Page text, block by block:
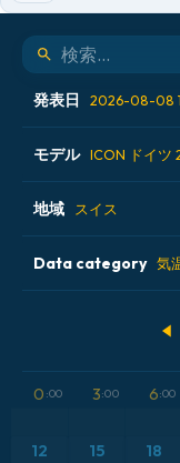
発表日 2026-08-08
2026-08-07 18 UTC
2026-08-08 00 UTC
2026-08-08 06
モデル ICON ドイツ
ALADIN CZ 2.3 km
ECMWF AIFS [AI]
地域 スイス
オーストリア
Data category 気
0 :00 3:00 6:00
12
15 18